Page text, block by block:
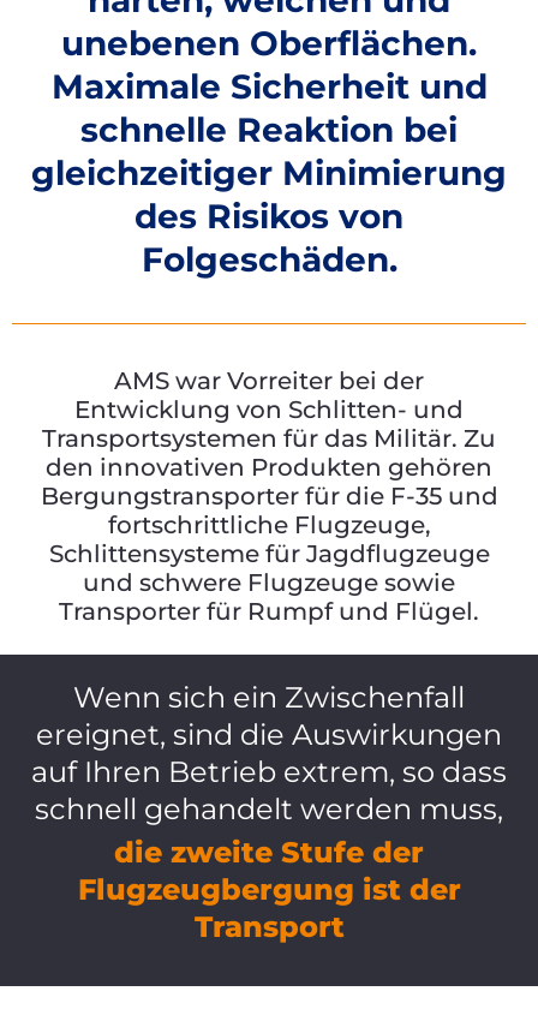
unebenen Oberflächen.
Maximale Sicherheit und
schnelle Reaktion bei
gleichzeitiger Minimierung
des Risikos von
Folgeschäden.
AMS war Vorreiter bei der
Entwicklung von Schlitten- und
Transportsystemen für das Militär. Zu
den innovativen Produkten gehören
Bergungstransporter für die F-35 und
fortschrittliche Flugzeuge,
Schlittensysteme für Jagdflugzeuge
und schwere Flugzeuge sowie
Transporter für Rumpf und Flügel.
Wenn sich ein Zwischenfall
ereignet, sind die Auswirkungen
auf Ihren Betrieb extrem, so dass
schnell gehandelt werden muss,
die zweite Stufe der
Flugzeugbergung ist der
Transport